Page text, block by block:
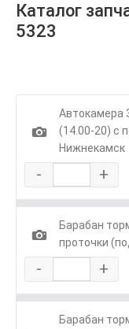
Каталог
5323
1
Автокамера
(14.00-20) с
Нижнекамск
- +
1
Барабан
проточки
- +
Барабан